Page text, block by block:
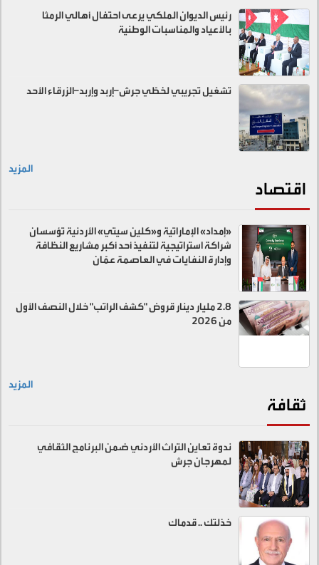
رئيس الديوان الملكي يرعى احتفال أهالي الرمثا
بالأعياد والمناسبات الوطنية
تشغيل تجريبي لخطّي جرش–إربد وإربد–الزرقاء الأحد
المزيد
اقتصاد
«إمداد» الإماراتية و«كلين سيتي» الأردنية تؤسسان
شراكة استراتيجية لتنفيذ أحد أكبر مشاريع النظافة
وإدارة النفايات في العاصمة عمّان
2.8 مليار دينار قروض "كشف الراتب" خلال النصف الأول
من 2026
المزيد
ثقافة
ندوة تعاين التراث الأردني ضمن البرنامج الثقافي
لمهرجان جرش
خذلتك .. قدماك